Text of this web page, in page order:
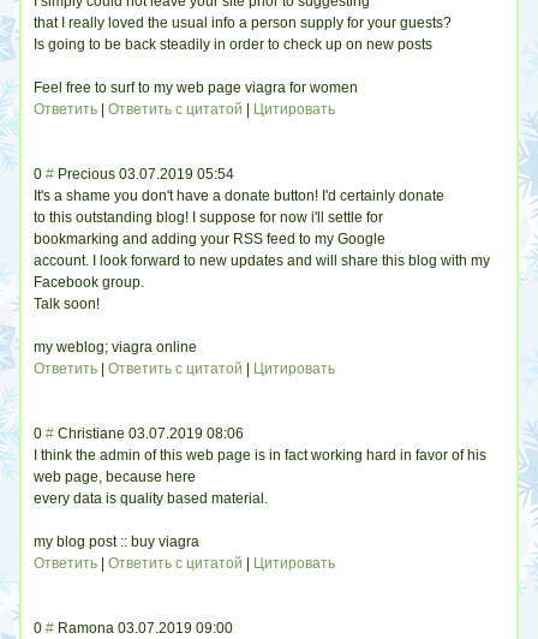
that I really loved the usual info a person supply for your guests?
Is going to be back steadily in order to check up on new posts
Feel free to surf to my web page viagra for women
Ответить |Ответить с цитатой Цитировать
0 # Precious 03.07.2019 05:54
It's a shame you don't have a donate button! I'd certainly donate
to this outstanding blog! I suppose for now i'll settle for
bookmarking and adding your RSS feed to my Google
account. I look forward to new updates and will share this blog with my
Facebook group.
Talk soon!
my weblog; viagra online
Ответить |Ответить с цитатой Цитировать
0 # Christiane 03.07.2019 08:06
I think the admin of this web page is in fact working hard in favor of his
web page, because here
every data is quality based material.
my blog post :: buy viagra
Ответить |Ответить с цитатой Цитировать
0 # Ramona 03.07.2019 09:00